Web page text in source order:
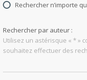
Rechercher n’importe
Rechercher par auteur :
Utilisez un astérisque « * »
souhaitez effectuer des